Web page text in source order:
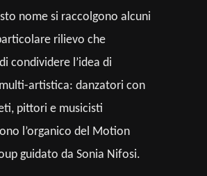
nome si raccolgono alcuni
rilievo che
condividere l’idea di
artistica: danzatori con
pittori e musicisti
l’organico del Motion
guidato da Sonia Nifosi.